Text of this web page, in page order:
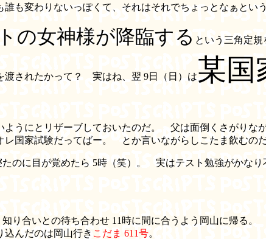
も変わりないっぽくて、それはそれでちょっとなぁとい
の女神様が降臨する という三角定
されたかって？ 実はね、翌 9日（日）は某国
うにとリザーブしておいたのだ。 父は面倒くさがりな
国家試験だってばー。 とか言いながらしこたま飲むのだ
のに目が覚めたら 5時（笑）。 実はテスト勉強がかな
り合いとの待ち合わせ 11時に間に合うよう岡山に帰る
んだのは岡山行き こだま 611号。